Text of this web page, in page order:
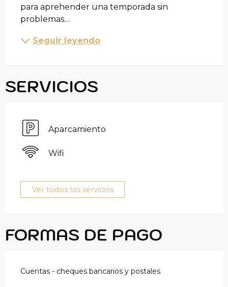
para aprehender una temporada sin
problemas....
Seguir leyendo
SERVICIOS
Aparcamiento
Wifi
Ver todos los servicios
FORMAS DE PAGO
Cuentas - cheques bancarios y postales